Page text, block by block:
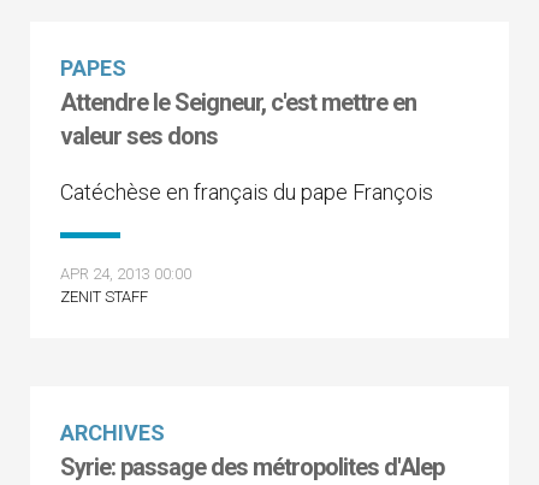
PAPES
Attendre le Seigneur, c'est mettre en
valeur ses dons
Catéchèse en français du pape François
APR 24, 2013 00:00
ZENIT STAFF
ARCHIVES
Syrie: passage des métropolites d'Alep